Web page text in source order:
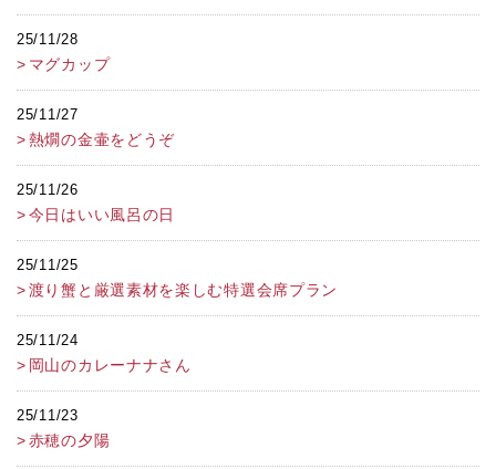
25/11/28
マグカップ
25/11/27
熱燗の金壷をどうぞ
25/11/26
今日はいい風呂の日
25/11/25
渡り蟹と厳選素材を楽しむ特選会席プラン
25/11/24
岡山のカレーナナさん
25/11/23
赤穂の夕陽